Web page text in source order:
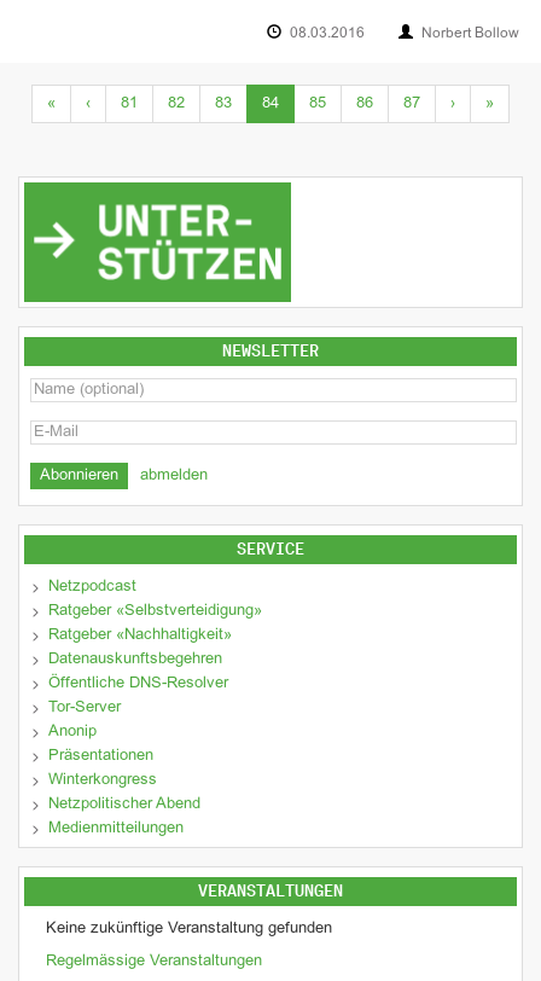
08.03.2016 Norbert Bollow
« ‹ 81 82 83 84(current)
85 86 87 › »
NEWSLETTER
abmelden
SERVICE
Netzpodcast
Ratgeber «Selbstverteidigung»
Ratgeber «Nachhaltigkeit»
Datenauskunftsbegehren
Öffentliche DNS-Resolver
Tor-Server
Anonip
Präsentationen
Winterkongress
Netzpolitischer Abend
Medienmitteilungen
VERANSTALTUNGEN
Keine zukünftige Veranstaltung gefunden
Regelmässige Veranstaltungen